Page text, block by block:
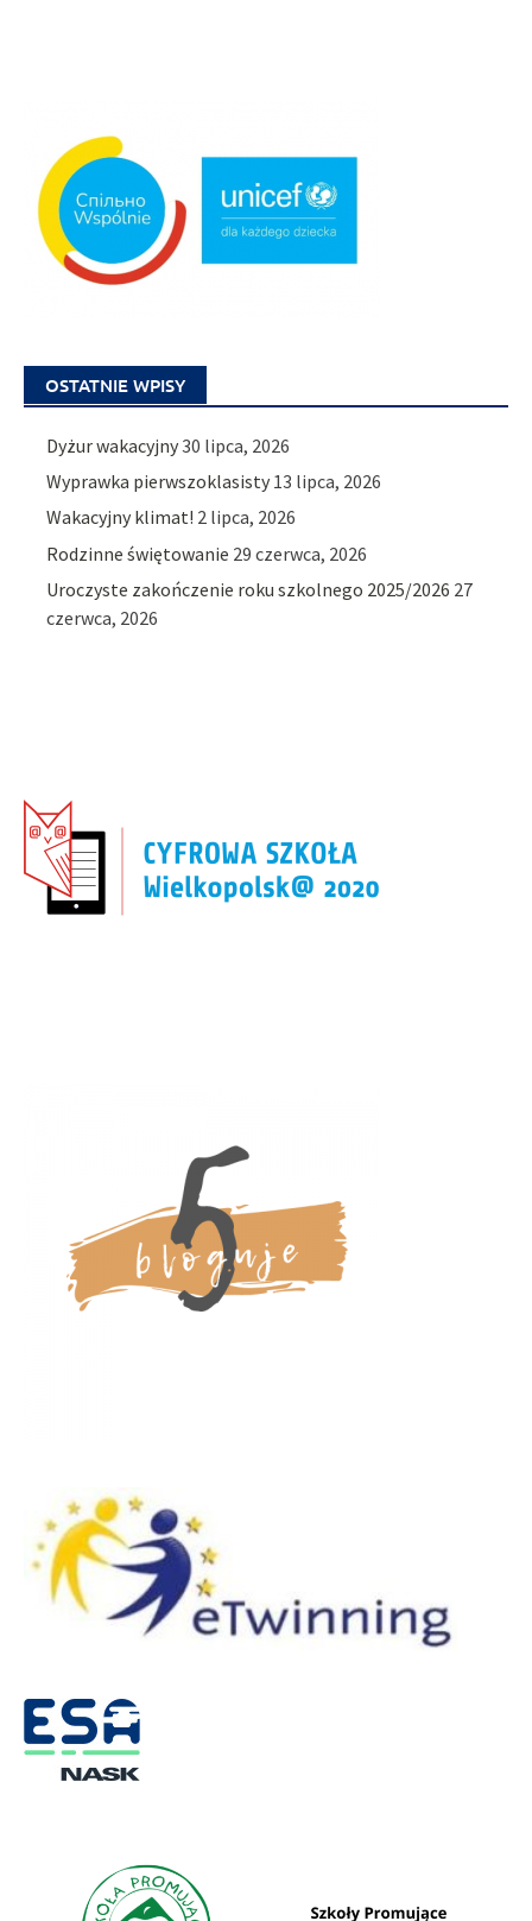
OSTATNIE WPISY
Dyżur wakacyjny30 lipca, 2026
Wyprawka pierwszoklasisty 13 lipca, 2026
Wakacyjny klimat! 2 lipca, 2026
Rodzinne świętowanie 29 czerwca, 2026
Uroczyste zakończenie roku szkolnego 2025/2026 27
czerwca, 2026